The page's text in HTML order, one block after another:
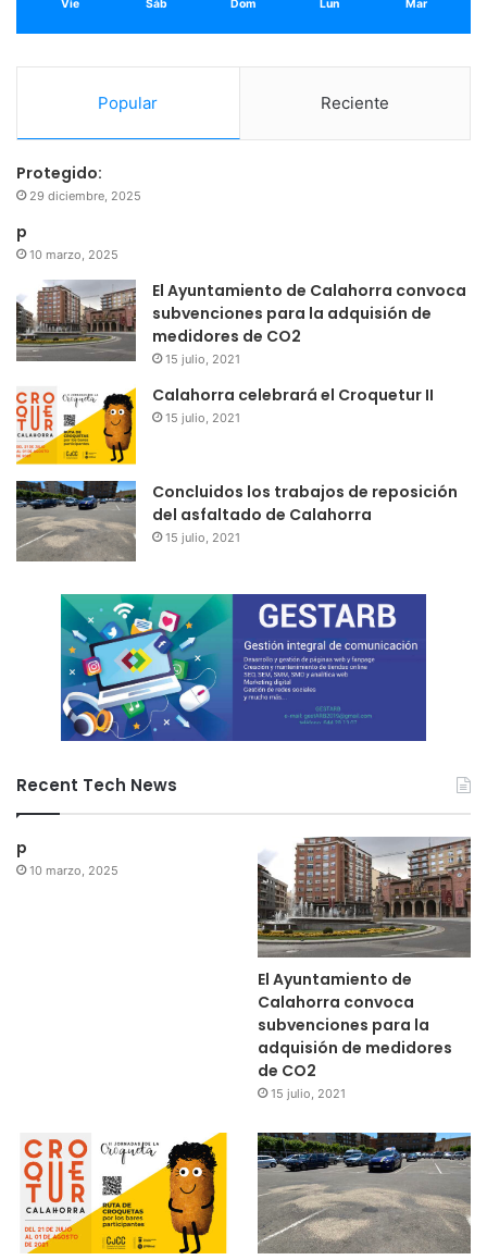
Mañana será el momento de la segunda parte
Vie Sáb Dom Lun Mar
Popular Reciente
Protegido:
29 diciembre, 2025
p
10 marzo, 2025
El Ayuntamiento de Calahorra convoca
subvenciones para la adquisión de
medidores de CO2
15 julio, 2021
Calahorra celebrará el Croquetur II
15 julio, 2021
Concluidos los trabajos de reposición
del asfaltado de Calahorra
15 julio, 2021
Recent Tech News
p
10 marzo, 2025
El Ayuntamiento de
Calahorra convoca
subvenciones para la
adquisión de medidores
de CO2
15 julio, 2021